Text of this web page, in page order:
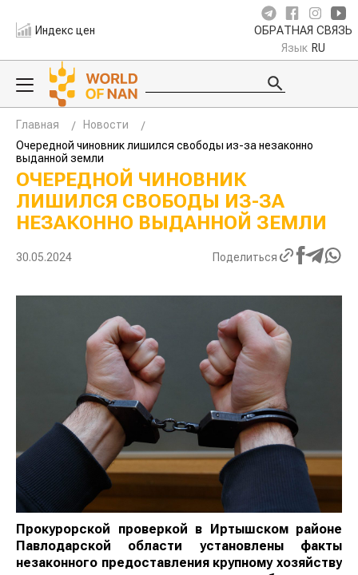
Индекс цен ОБРАТНАЯ СВЯЗЬ
Язык RU
Главная
Новости
Очередной чиновник лишился свободы из-за незаконно
выданной земли
ОЧЕРЕДНОЙ ЧИНОВНИК
ЛИШИЛСЯ СВОБОДЫ ИЗ-ЗА
НЕЗАКОННО ВЫДАННОЙ ЗЕМЛИ
30.05.2024 Поделиться
Прокурорской проверкой в Иртышском районе
Павлодарской области установлены факты
незаконного предоставления крупному хозяйству